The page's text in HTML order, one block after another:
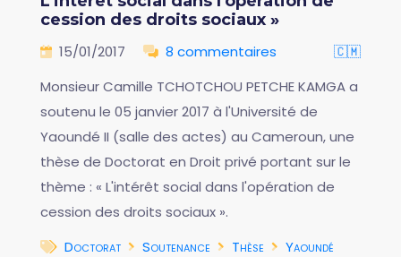
cession des droits sociaux »
15/01/2017 8 commentaires
🇨🇲
Monsieur Camille TCHOTCHOU PETCHE KAMGA a
soutenu le 05 janvier 2017 à l'Université de
Yaoundé II (salle des actes) au Cameroun, une
thèse de Doctorat en Droit privé portant sur le
thème : « L'intérêt social dans l'opération de
cession des droits sociaux ».
Doctorat
Soutenance Thèse Yaoundé